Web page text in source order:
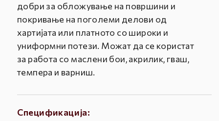
добри за обложување на површини и
покривање на поголеми делови од
хартијата или платното со широки и
униформни потези. Можат да се користат
за работа со маслени бои, акрилик, гваш,
темпера и варниш.
Спецификација: